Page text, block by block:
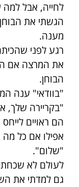
לחייה, אבל
הגשתי את
מענה.
רגע לפני
את המרצה אם
הבוחן.
"בוודאי" ענה
"בקריירה שלך,
הם ראויים
אפילו אם כל
"שלום".
לעולם לא
גם למדתי את